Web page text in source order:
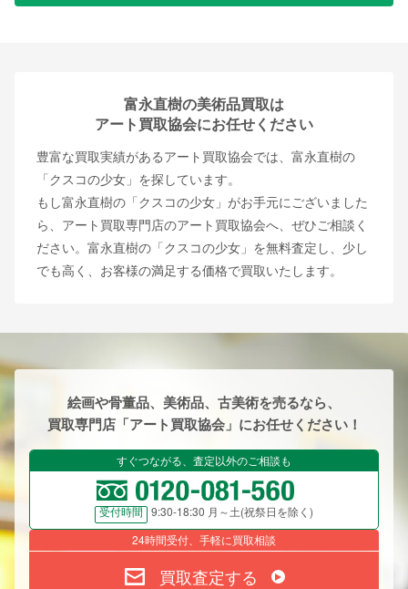
富永直樹の美術品買取は
アート買取協会にお任せください
豊富な買取実績があるアート買取協会では、富永直樹の
「クスコの少女」を探しています。
もし富永直樹の「クスコの少女」がお手元にございました
ら、アート買取専門店のアート買取協会へ、ぜひご相談く
ださい。富永直樹の「クスコの少女」を無料査定し、少し
でも高く、お客様の満足する価格で買取いたします。
絵画や骨董品、美術品、古美術を売るなら、
買取専門店「アート買取協会」にお任せください！
すぐつながる、査定以外のご相談も
受付時間
9:30-18:30 月～土(祝祭日を除く)
24時間受付、手軽に買取相談
買取査定する